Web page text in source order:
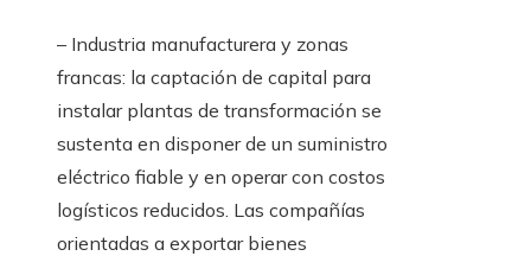
– Industria manufacturera y zonas
francas: la captación de capital para
instalar plantas de transformación se
sustenta en disponer de un suministro
eléctrico fiable y en operar con costos
logísticos reducidos. Las compañías
orientadas a exportar bienes